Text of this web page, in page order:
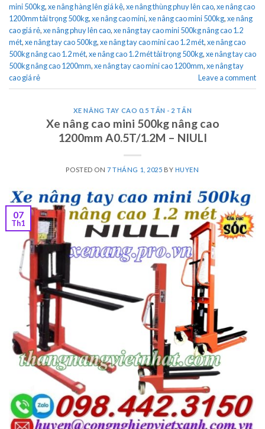
mini 500kg,xe nâng hàng lên giá kệ,xe nâng thùng phuy lên cao,xe nâng cao
1200mm tải trọng 500kg,xe nâng cao mini,xe nâng cao mini 500kg,xe nâng
cao giá rẻ,xe nâng phuy lên cao,xe nâng tay cao mini 500kg nâng cao 1.2
mét,xe nâng tay cao 500kg,xe nâng tay cao mini cao 1.2 mét,xe nâng cao
500kg nâng cao 1.2 mét,xe nâng cao 1.2 mét tải trọng 500kg,xe nâng tay cao
500kg nâng cao 1200mm,xe nâng tay cao mini cao 1200mm,xe nâng tay
cao giá rẻ
Leave a comment
XE NÂNG TAY CAO 0.5 TẤN - 2 TẤN
Xe nâng cao mini 500kg nâng cao
1200mm A0.5T/1.2M – NIULI
POSTED ON7 THÁNG 1, 2025 BY HUYEN
07
Th1